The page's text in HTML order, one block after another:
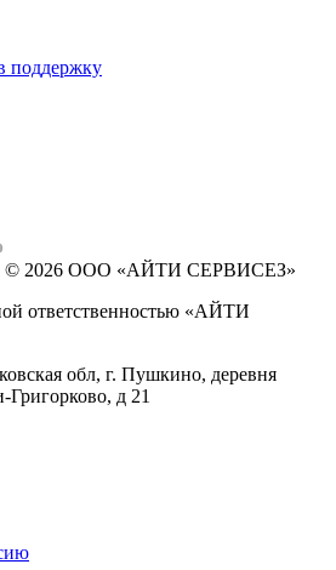
поддержку
© 2026 ООО «АЙТИ СЕРВИСЕЗ»
ответственностью «АЙТИ
обл, г. Пушкино, деревня
д 21